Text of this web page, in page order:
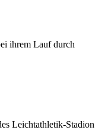
ihrem Lauf durch
Leichtathletik-Stadion